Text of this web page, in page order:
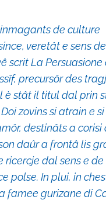
de culture
veretât e sens
scrit La Persuasione
precursôr des
è stât il titul dal prin
zovins si atrain e si
destinâts a corisi
daûr a frontâ lis
dal sens e
polse. In plui, in
famee gurizane di